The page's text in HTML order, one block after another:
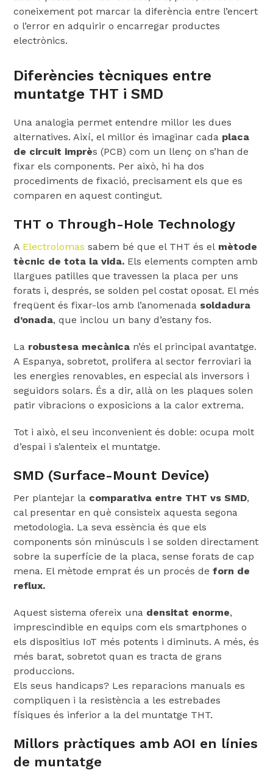
coneixement pot marcar la diferència entre l’encert
o l’error en adquirir o encarregar productes
electrònics.
Diferències tècniques entre
muntatge THT i SMD
Una analogia permet entendre millor les dues
alternatives. Així, el millor és imaginar cada placa
de circuit imprès (PCB) com un llenç on s’han de
fixar els components. Per això, hi ha dos
procediments de fixació, precisament els que es
comparen en aquest contingut.
THT o Through-Hole Technology
A Electrolomas sabem bé que el THT és el mètode
tècnic de tota la vida. Els elements compten amb
llargues patilles que travessen la placa per uns
forats i, després, se solden pel costat oposat. El més
freqüent és fixar-los amb l’anomenada soldadura
d’onada, que inclou un bany d’estany fos.
La robustesa mecànica n’és el principal avantatge.
A Espanya, sobretot, prolifera al sector ferroviari ia
les energies renovables, en especial als inversors i
seguidors solars. És a dir, allà on les plaques solen
patir vibracions o exposicions a la calor extrema.
Tot i això, el seu inconvenient és doble: ocupa molt
d’espai i s’alenteix el muntatge.
SMD (Surface-Mount Device)
Per plantejar la comparativa entre THT vs SMD,
cal presentar en què consisteix aquesta segona
metodologia. La seva essència és que els
components són minúsculs i se solden directament
sobre la superfície de la placa, sense forats de cap
mena. El mètode emprat és un procés deforn de
reflux.
Aquest sistema ofereix una densitat enorme,
imprescindible en equips com els smartphones o
els dispositius IoT més potents i diminuts. A més, és
més barat, sobretot quan es tracta de grans
produccions.
Els seus handicaps? Les reparacions manuals es
compliquen i la resistència a les estrebades
físiques és inferior a la del muntatge THT.
Millors pràctiques amb AOI en línies
de muntatge